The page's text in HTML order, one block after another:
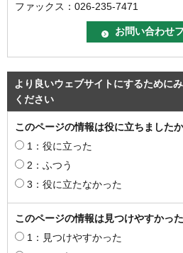
ファックス：026-235-7471
より良いウェブサイトにするために
ください
このページの情報は役に立ちました
1：役に立った
2：ふつう
3：役に立たなかった
このページの情報は見つけやすかっ
1：見つけやすかった